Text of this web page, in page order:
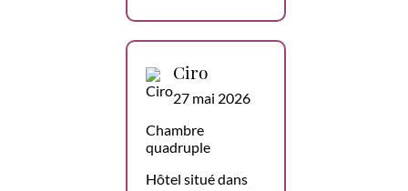
Ciro
27 mai 2026
Chambre
quadruple
Hôtel situé dans